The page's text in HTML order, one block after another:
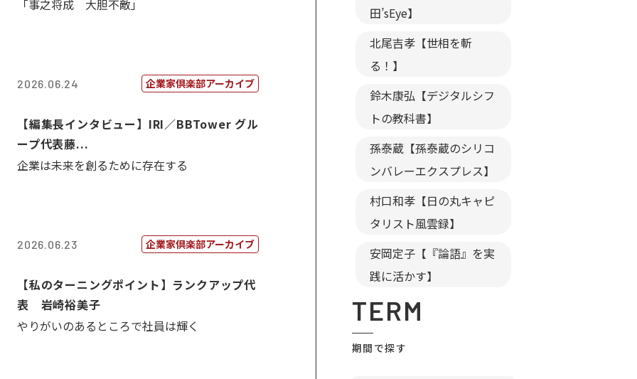
「事之将成 大胆不敵」
2026.06.24 企業家倶楽部アーカイブ
【編集長インタビュー】IRI／BBTower グル
ープ代表藤...
企業は未来を創るために存在する
2026.06.23 企業家倶楽部アーカイブ
【私のターニングポイント】ランクアップ代
表 岩崎裕美子
やりがいのあるところで社員は輝く
田’sEye】
北尾吉孝【世相を斬
る！】
鈴木康弘【デジタルシフ
トの教科書】
孫泰蔵【孫泰蔵のシリコ
ンバレーエクスプレス】
村口和孝【日の丸キャピ
タリスト風雲録】
安岡定子【『論語』を実
践に活かす】
TERM
期間で探す